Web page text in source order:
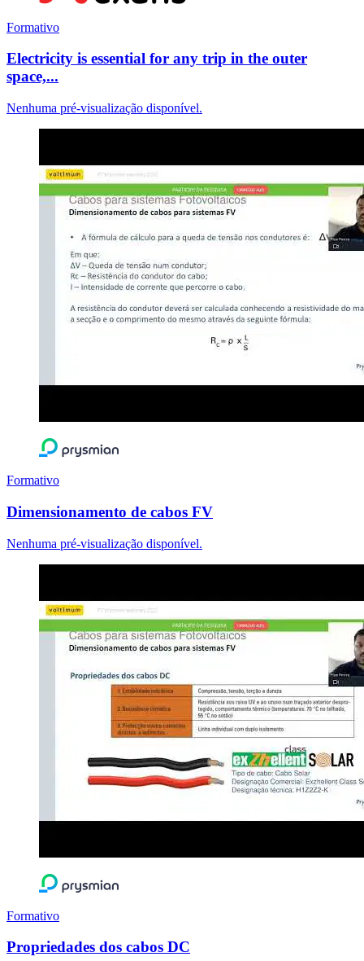
Formativo
Electricity is essential for any trip in the outer
space,...
Nenhuma pré-visualização disponível.
Formativo
Dimensionamento de cabos FV
Nenhuma pré-visualização disponível.
Formativo
Propriedades dos cabos DC